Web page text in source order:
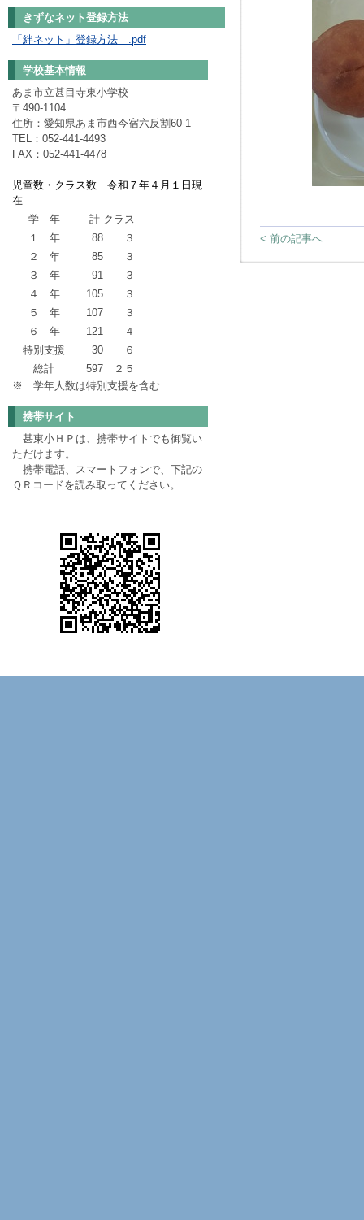
きずなネット登録方法
「絆ネット」登録方法 .pdf
学校基本情報
あま市立甚目寺東小学校
〒490-1104
住所：愛知県あま市西今宿六反割60-1
TEL：052-441-4493
FAX：052-441-4478
児童数・クラス数 令和７年４月１日現
在
学 年
計 クラス
１ 年
88
３
２ 年
85
３
３ 年
91
３
４ 年
105
３
５ 年
107
３
６ 年
121
４
特別支援
30
６
総計
597
２５
※ 学年人数は特別支援を含む
携帯サイト
甚東小ＨＰは、携帯サイトでも御覧い
ただけます。
携帯電話、スマートフォンで、下記の
ＱＲコードを読み取ってください。
< 前の記事へ